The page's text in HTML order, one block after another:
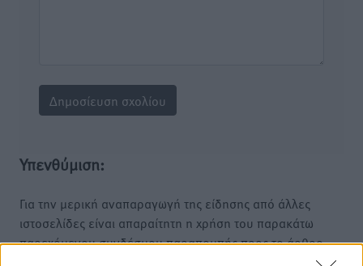
Υπενθύμιση:
Για την μερική αναπαραγωγή της είδησης από άλλες
ιστοσελίδες είναι απαραίτητη η χρήση του παρακάτω
παρεχόμενου συνδέσμου παραπομπής προς το άρθρο